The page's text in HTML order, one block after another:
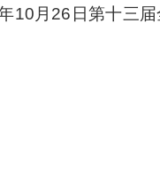
月26日第十三